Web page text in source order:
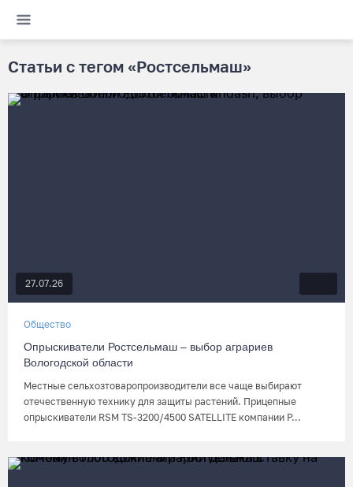
Статьи с тегом «Ростсельмаш»
27.07.26
Общество
Опрыскиватели Ростсельмаш – выбор аграриев
Вологодской области
Местные сельхозтоваропроизводители все чаще выбирают
отечественную технику для защиты растений. Прицепные
опрыскиватели RSM TS-3200/4500 SATELLITE компании Р...